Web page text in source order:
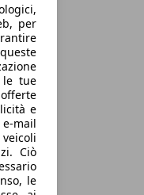
per
le tue
e
mail
Ciò
le